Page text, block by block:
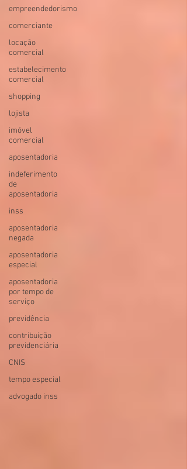
empreendedorismo
comerciante
locação
comercial
estabelecimento
comercial
shopping
lojista
imóvel
comercial
aposentadoria
indeferimento
de
aposentadoria
inss
aposentadoria
negada
aposentadoria
especial
aposentadoria
por tempo de
serviço
previdência
contribuição
previdenciária
CNIS
tempo especial
advogado inss